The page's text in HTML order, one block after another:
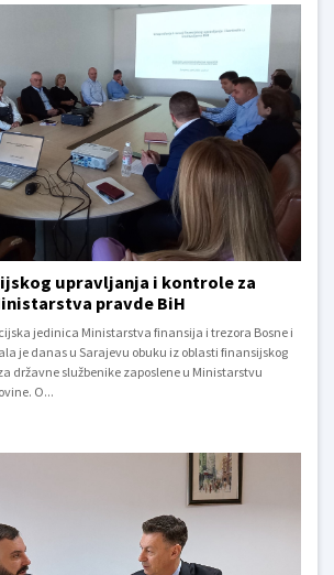
upravljanja i kontrole za
pravde BiH
jedinica Ministarstva finansija i trezora Bosne i
je danas u Sarajevu obuku iz oblasti finansijskog
državne službenike zaposlene u Ministarstvu
O...